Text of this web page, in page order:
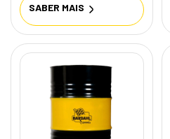
SABER MAIS